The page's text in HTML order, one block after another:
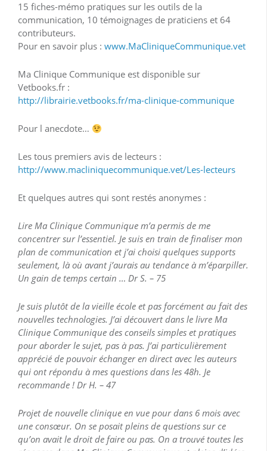
15 fiches-mémo pratiques sur les outils de la
communication, 10 témoignages de praticiens et 64
contributeurs.
Pour en savoir plus : www.MaCliniqueCommunique.vet
Ma Clinique Communique est disponible sur
Vetbooks.fr :
http://librairie.vetbooks.fr/ma-clinique-communique
Pour l anecdote…
Les tous premiers avis de lecteurs :
http://www.macliniquecommunique.vet/Les-lecteurs
Et quelques autres qui sont restés anonymes :
Lire Ma Clinique Communique m’a permis de me
concentrer sur l’essentiel. Je suis en train de finaliser mon
plan de communication et j’ai choisi quelques supports
seulement, là où avant j’aurais au tendance à m’éparpiller.
Un gain de temps certain … Dr S. – 75
Je suis plutôt de la vieille école et pas forcément au fait des
nouvelles technologies. J’ai découvert dans le livre Ma
Clinique Communique des conseils simples et pratiques
pour aborder le sujet, pas à pas. J’ai particulièrement
apprécié de pouvoir échanger en direct avec les auteurs
qui ont répondu à mes questions dans les 48h. Je
recommande ! Dr H. – 47
Projet de nouvelle clinique en vue pour dans 6 mois avec
une consœur. On se posait pleins de questions sur ce
qu’on avait le droit de faire ou pas. On a trouvé toutes les